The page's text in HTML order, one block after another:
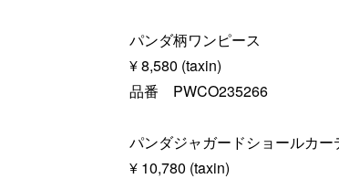
パンダ柄ワンピース
¥ 8,580 (taxin)
品番 PWCO235266
パンダジャガードショールカー
¥ 10,780 (taxin)